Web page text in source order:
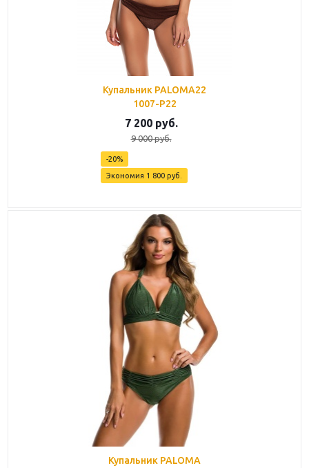
Купальник PALOMA22
1007-P22
7 200руб.
9 000руб.
-20%
Экономия 1 800руб.
Купальник PALOMA